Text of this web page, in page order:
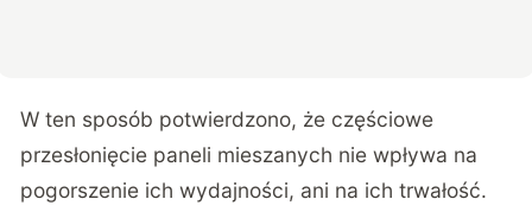
W ten sposób potwierdzono, że częściowe
przesłonięcie paneli mieszanych nie wpływa na
pogorszenie ich wydajności, ani na ich trwałość.